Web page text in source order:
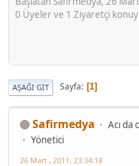
0 Üyeler ve 1 Ziyaretçi
AŞAĞI GIT Sayfa 1
Safirmedya
Acı da
Yönetici
26 Mart , 2011, 23:34:18